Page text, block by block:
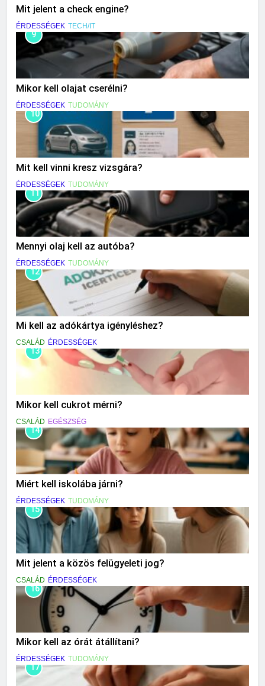
Mit jelent a check engine?
ÉRDESSÉGEK TECH/IT
9
Mikor kell olajat cserélni?
ÉRDESSÉGEK TUDOMÁNY
10
Mit kell vinni kresz vizsgára?
ÉRDESSÉGEK TUDOMÁNY
11
Mennyi olaj kell az autóba?
ÉRDESSÉGEK TUDOMÁNY
12
Mi kell az adókártya igényléshez?
CSALÁD ÉRDESSÉGEK
13
Mikor kell cukrot mérni?
CSALÁD EGÉSZSÉG
14
Miért kell iskolába járni?
ÉRDESSÉGEK TUDOMÁNY
15
Mit jelent a közös felügyeleti jog?
CSALÁD ÉRDESSÉGEK
16
Mikor kell az órát átállítani?
ÉRDESSÉGEK TUDOMÁNY
17